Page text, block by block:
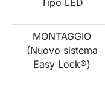
MONTAGGIO
(Nuovo sistema
Easy Lock®)